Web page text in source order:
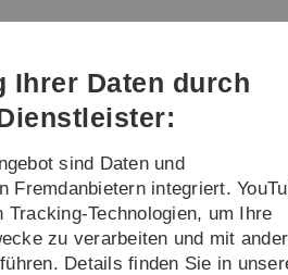
Direkt
Direkt
Direkt
(Sprache,
Drucken,
Social
Direkt
Direkt
Forschung / Institute
M.Sc. (PO 2024)
Ihrer Daten durch
sind Daten und
Fremdanbietern integriert.
Tracking-Technologien, um Ihre
zu verarbeiten und mit
Details finden Sie in